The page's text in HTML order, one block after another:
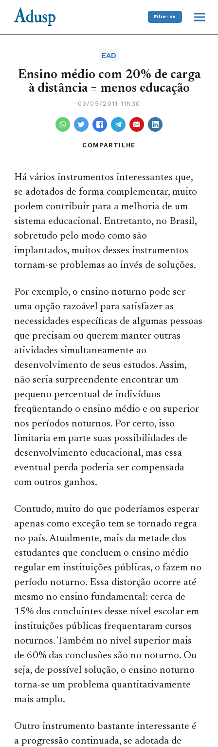
Filie-se
EAD
Ensino médio com 20% de carga
à distância = menos educação
09/05/2011 11h30
COMPARTILHE
Há vários instrumentos interessantes que,
se adotados de forma complementar, muito
podem contribuir para a melhoria de um
sistema educacional. Entretanto, no Brasil,
sobretudo pelo modo como são
implantados, muitos desses instrumentos
tornam-se problemas ao invés de soluções.
Por exemplo, o ensino noturno pode ser
uma opção razoável para satisfazer as
necessidades específicas de algumas pessoas
que precisam ou querem manter outras
atividades simultaneamente ao
desenvolvimento de seus estudos. Assim,
não seria surpreendente encontrar um
pequeno percentual de indivíduos
freqüentando o ensino médio e ou superior
nos períodos noturnos. Por certo, isso
limitaria em parte suas possibilidades de
desenvolvimento educacional, mas essa
eventual perda poderia ser compensada
com outros ganhos.
Contudo, muito do que poderíamos esperar
apenas como exceção tem se tornado regra
no país. Atualmente, mais da metade dos
estudantes que concluem o ensino médio
regular em instituições públicas, o fazem no
período noturno. Essa distorção ocorre até
mesmo no ensino fundamental: cerca de
15% dos concluintes desse nível escolar em
instituições públicas frequentaram cursos
noturnos. Também no nível superior mais
de 60% das conclusões são no noturno. Ou
seja, de possível solução, o ensino noturno
torna-se um problema quantitativamente
mais amplo.
Outro instrumento bastante interessante é
a progressão continuada, se adotada de